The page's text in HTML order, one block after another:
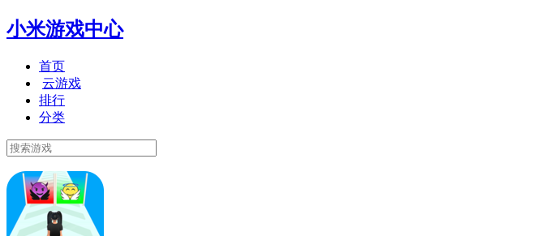
小米游戏中心
首页
云游戏
排行
分类